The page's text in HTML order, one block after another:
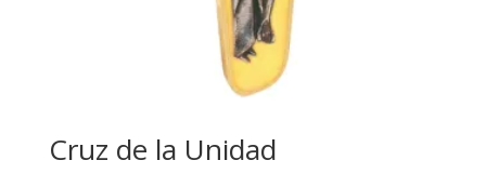
Cruz de la Unidad